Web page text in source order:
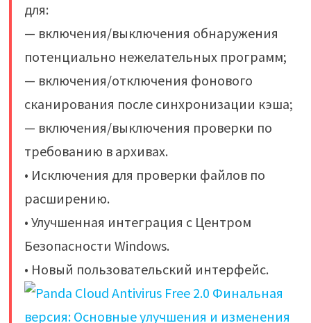
для:
— включения/выключения обнаружения
потенциально нежелательных программ;
— включения/отключения фонового
сканирования после синхронизации кэша;
— включения/выключения проверки по
требованию в архивах.
• Исключения для проверки файлов по
расширению.
• Улучшенная интеграция с Центром
Безопасности Windows.
• Новый пользовательский интерфейс.